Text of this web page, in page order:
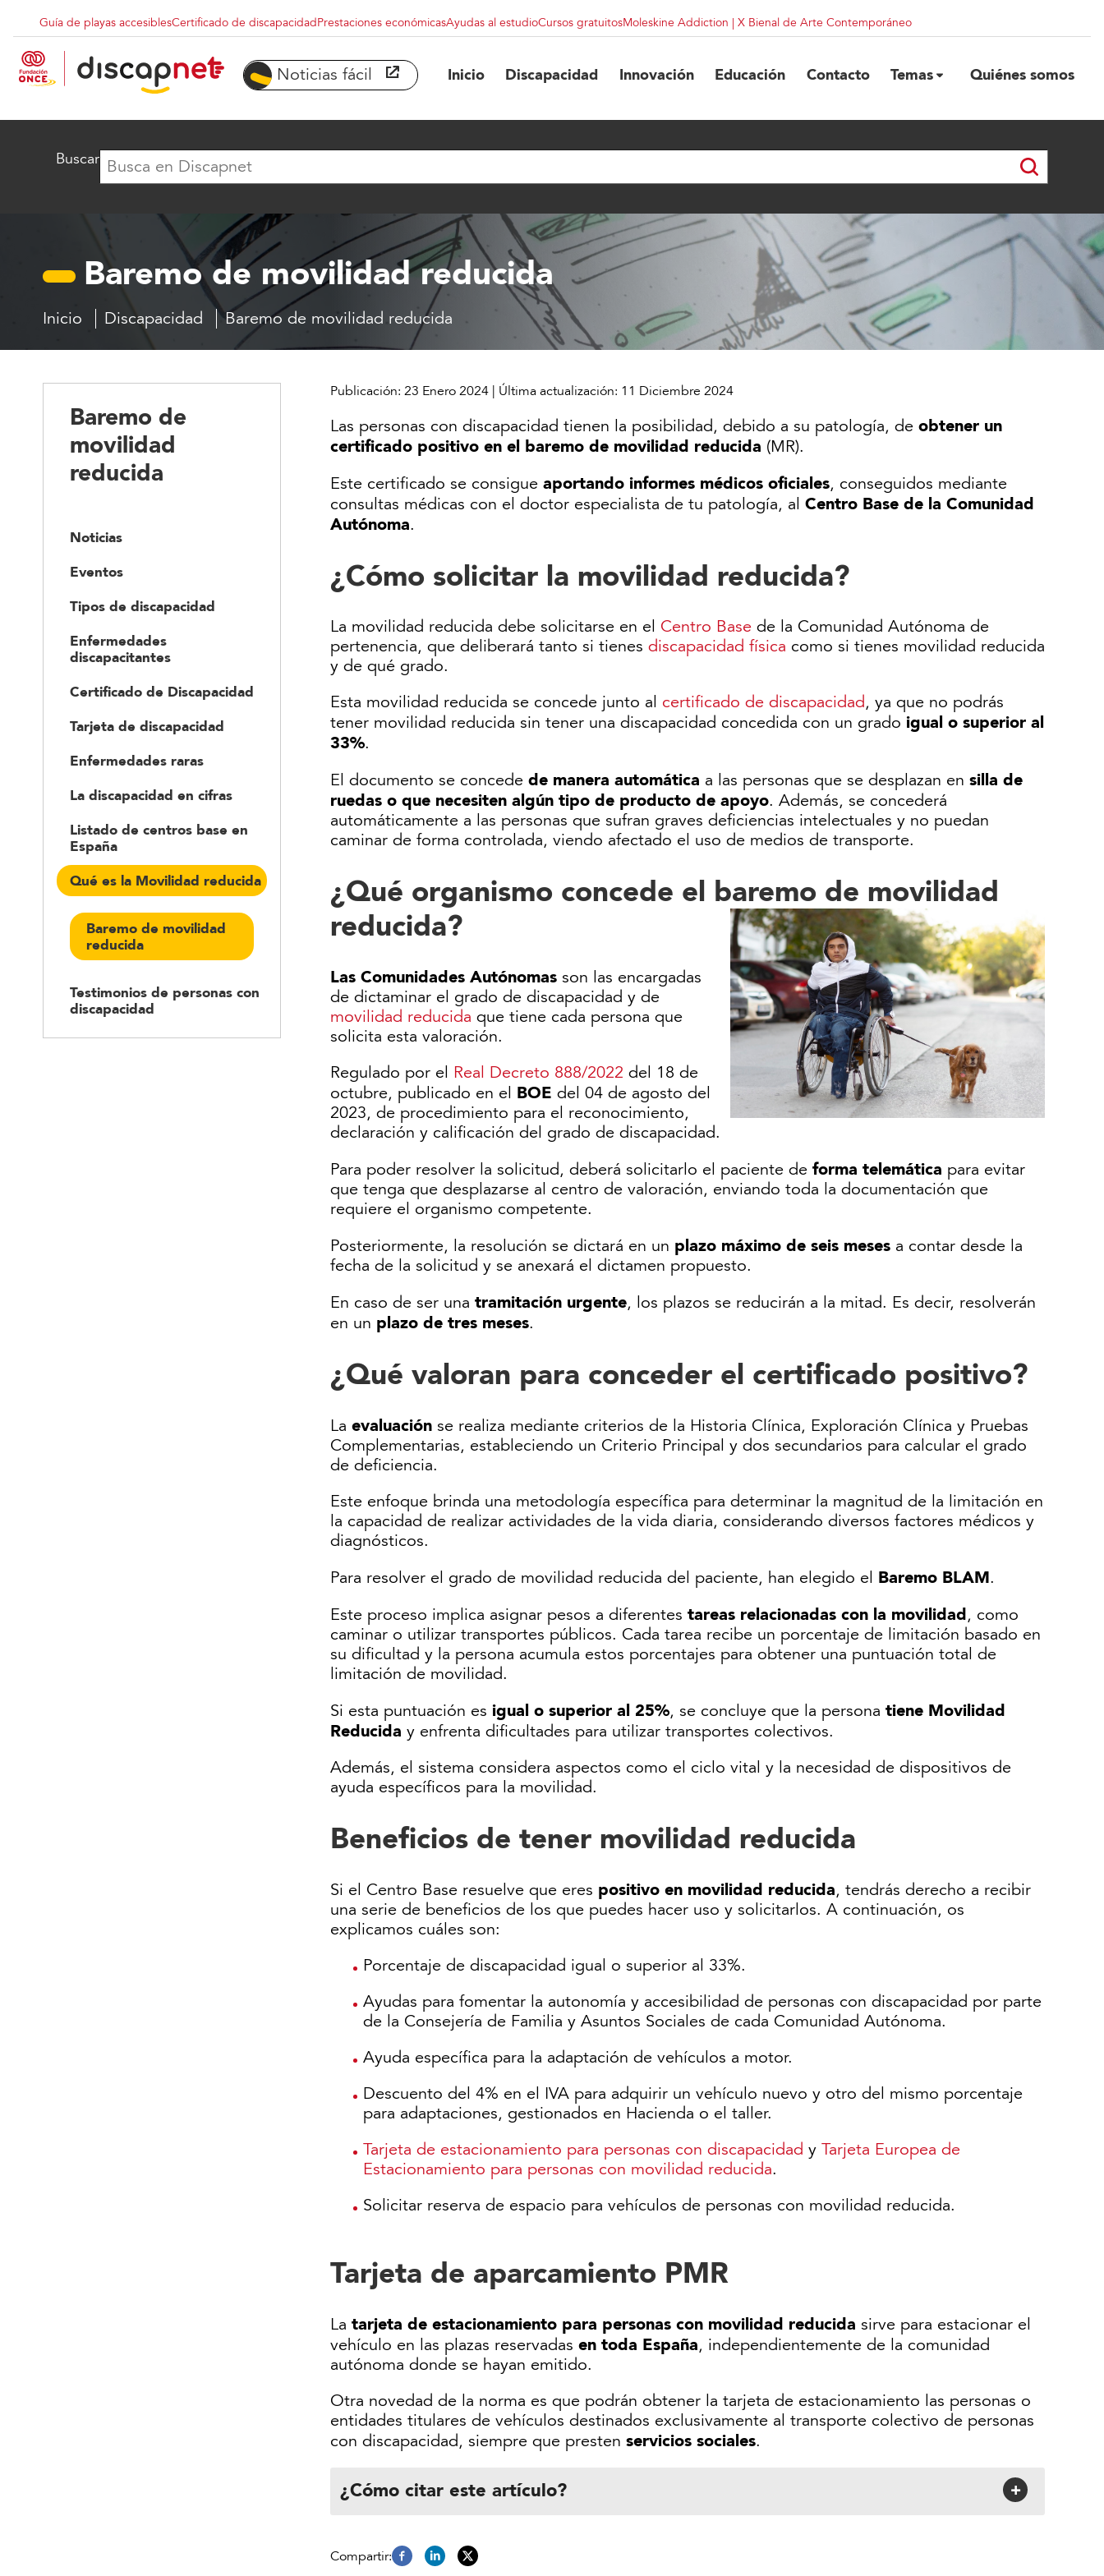
Menu superior destacados
Guía de playas accesiblesCertificado de discapacidadPrestaciones económicasAyudas al estudioCursos gratuitosMoleskine Addiction | X Bienal de Arte Contemporáneo
Noticias fácil abre en ventana nueva
Inicio Discapacidad Innovación Educación Contacto Temas Quiénes somos
Buscar
Baremo de movilidad reducida
Inicio Discapacidad Baremo de movilidad reducida
Baremo de
movilidad
reducida
Noticias
Eventos
Tipos de discapacidad
Enfermedades
discapacitantes
Certificado de Discapacidad
Tarjeta de discapacidad
Enfermedades raras
La discapacidad en cifras
Listado de centros base en
España
Qué es la Movilidad reducida
Baremo de movilidad
reducida
Testimonios de personas con
discapacidad
Publicación: 23 Enero 2024 | Última actualización: 11 Diciembre 2024
Las personas con discapacidad tienen la posibilidad, debido a su patología, de obtener un
certificado positivo en el baremo de movilidad reducida (MR).
Este certificado se consigue aportando informes médicos oficiales, conseguidos mediante
consultas médicas con el doctor especialista de tu patología, al Centro Base de la Comunidad
Autónoma.
¿Cómo solicitar la movilidad reducida?
La movilidad reducida debe solicitarse en el Centro Base de la Comunidad Autónoma de
pertenencia, que deliberará tanto si tienes discapacidad física como si tienes movilidad reducida
y de qué grado.
Esta movilidad reducida se concede junto al certificado de discapacidad, ya que no podrás
tener movilidad reducida sin tener una discapacidad concedida con un grado igual o superior al
33%.
El documento se concede de manera automática a las personas que se desplazan en silla de
ruedas o que necesiten algún tipo de producto de apoyo. Además, se concederá
automáticamente a las personas que sufran graves deficiencias intelectuales y no puedan
caminar de forma controlada, viendo afectado el uso de medios de transporte.
¿Qué organismo concede el baremo de movilidad
reducida?
Las Comunidades Autónomas son las encargadas
de dictaminar el grado de discapacidad y de
movilidad reducida que tiene cada persona que
solicita esta valoración.
Regulado por el Real Decreto 888/2022 del 18 de
octubre, publicado en el BOE del 04 de agosto del
2023, de procedimiento para el reconocimiento,
declaración y calificación del grado de discapacidad.
Para poder resolver la solicitud, deberá solicitarlo el paciente de forma telemática para evitar
que tenga que desplazarse al centro de valoración, enviando toda la documentación que
requiere el organismo competente.
Posteriormente, la resolución se dictará en un plazo máximo de seis meses a contar desde la
fecha de la solicitud y se anexará el dictamen propuesto.
En caso de ser una tramitación urgente, los plazos se reducirán a la mitad. Es decir, resolverán
en un plazo de tres meses.
¿Qué valoran para conceder el certificado positivo?
La evaluación se realiza mediante criterios de la Historia Clínica, Exploración Clínica y Pruebas
Complementarias, estableciendo un Criterio Principal y dos secundarios para calcular el grado
de deficiencia.
Este enfoque brinda una metodología específica para determinar la magnitud de la limitación en
la capacidad de realizar actividades de la vida diaria, considerando diversos factores médicos y
diagnósticos.
Para resolver el grado de movilidad reducida del paciente, han elegido el Baremo BLAM.
Este proceso implica asignar pesos a diferentes tareas relacionadas con la movilidad, como
caminar o utilizar transportes públicos. Cada tarea recibe un porcentaje de limitación basado en
su dificultad y la persona acumula estos porcentajes para obtener una puntuación total de
limitación de movilidad.
Si esta puntuación es igual o superior al 25%, se concluye que la persona tiene Movilidad
Reducida y enfrenta dificultades para utilizar transportes colectivos.
Además, el sistema considera aspectos como el ciclo vital y la necesidad de dispositivos de
ayuda específicos para la movilidad.
Beneficios de tener movilidad reducida
Si el Centro Base resuelve que eres positivo en movilidad reducida, tendrás derecho a recibir
una serie de beneficios de los que puedes hacer uso y solicitarlos. A continuación, os
explicamos cuáles son:
Porcentaje de discapacidad igual o superior al 33%.
Ayudas para fomentar la autonomía y accesibilidad de personas con discapacidad por parte
de la Consejería de Familia y Asuntos Sociales de cada Comunidad Autónoma.
Ayuda específica para la adaptación de vehículos a motor.
Descuento del 4% en el IVA para adquirir un vehículo nuevo y otro del mismo porcentaje
para adaptaciones, gestionados en Hacienda o el taller.
Tarjeta de estacionamiento para personas con discapacidad y Tarjeta Europea de
Estacionamiento para personas con movilidad reducida.
Solicitar reserva de espacio para vehículos de personas con movilidad reducida.
Tarjeta de aparcamiento PMR
La tarjeta de estacionamiento para personas con movilidad reducida sirve para estacionar el
vehículo en las plazas reservadas en toda España, independientemente de la comunidad
autónoma donde se hayan emitido.
Otra novedad de la norma es que podrán obtener la tarjeta de estacionamiento las personas o
entidades titulares de vehículos destinados exclusivamente al transporte colectivo de personas
con discapacidad, siempre que presten servicios sociales.
¿Cómo citar este artículo? +